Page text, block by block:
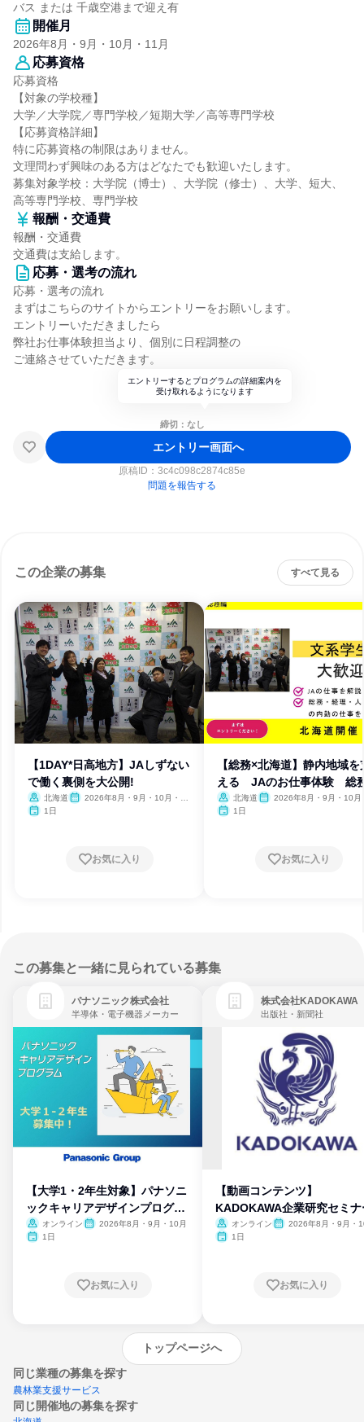
バス または 千歳空港まで迎え有
開催月
2026年8月・9月・10月・11月
応募資格
応募資格
【対象の学校種】
大学／大学院／専門学校／短期大学／高等専門学校
【応募資格詳細】
特に応募資格の制限はありません。
文理問わず興味のある方はどなたでも歓迎いたします。
募集対象学校：大学院（博士）、大学院（修士）、大学、短大、
高等専門学校、専門学校
報酬・交通費
報酬・交通費
交通費は支給します。
応募・選考の流れ
応募・選考の流れ
まずはこちらのサイトからエントリーをお願いします。
エントリーいただきましたら
弊社お仕事体験担当より、個別に日程調整の
ご連絡させていただきます。
エントリーするとプログラムの詳細案内を
受け取れるようになります
締切：なし
エントリー画面へ
原稿ID： 3c4c098c2874c85e
問題を報告する
この企業の募集 すべて見る
【1DAY*日高地方】JAしずない
で働く裏側を大公開!
北海道
2026年8月・9月・10月・11
1日
お気に入り
【総務×北海道】静内地域を
える JAのお仕事体験 総
北海道
2026年8月・9月・10月
1日
お気に入り
この募集と一緒に見られている募集
パナソニック株式会社
半導体・電子機器メーカー
【大学1・2年生対象】パナソニ
ックキャリアデザインプログラ
ム
オンライン
2026年8月・9月・10月
1日
お気に入り
株式会社KADOKAWA
出版社・新聞社
【動画コンテンツ】
KADOKAWA企業研究セミナ
オンライン
2026年8月・9月・
1日
お気に入り
トップページへ
同じ業種の募集を探す
農林業支援サービス
同じ開催地の募集を探す